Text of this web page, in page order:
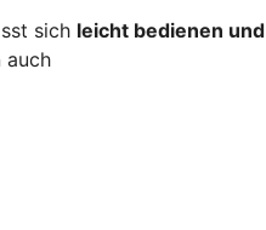
sich leicht bedienen und
auch